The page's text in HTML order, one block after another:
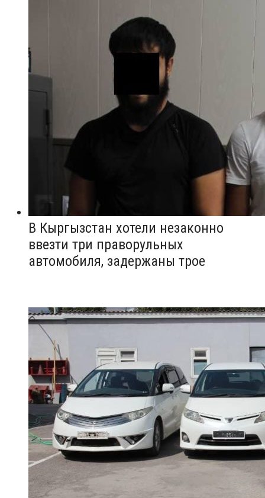
В Кыргызстан хотели незаконно
ввезти три праворульных
автомобиля, задержаны трое